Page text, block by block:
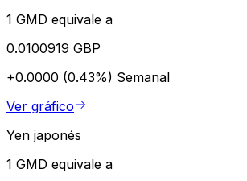
1 GMD equivale a
0.0100919 GBP
+0.0000 (0.43%) Semanal
Ver gráfico
Yen japonés
1 GMD equivale a